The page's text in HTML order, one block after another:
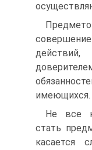
имеющихся.
Не все
стать
касается